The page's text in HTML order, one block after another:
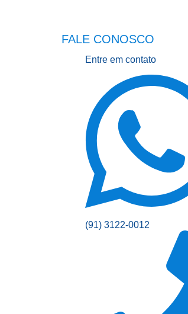
FALE CONOSCO
Entre em contato
(91) 3122-0012